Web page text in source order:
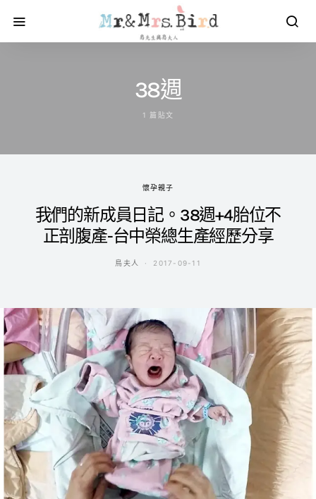
38週
1 篇貼文
懷孕親子
我們的新成員日記。38週+4胎位不
正剖腹產-台中榮總生產經歷分享
鳥夫人 2017-09-11